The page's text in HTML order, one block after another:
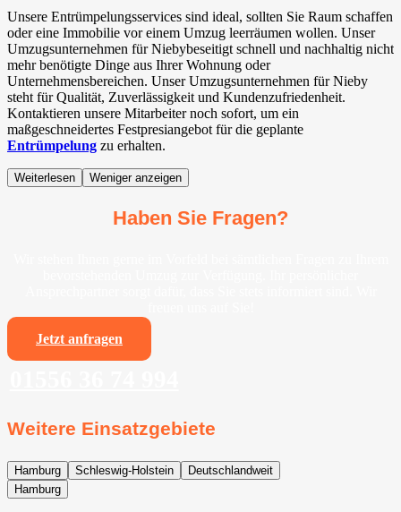
Unsere Entrümpelungsservices sind ideal, sollten Sie Raum schaffen
oder eine Immobilie vor einem Umzug leerräumen wollen. Unser
Umzugsunternehmen für Niebybeseitigt schnell und nachhaltig nicht
mehr benötigte Dinge aus Ihrer Wohnung oder
Unternehmensbereichen. Unser Umzugsunternehmen für Nieby
steht für Qualität, Zuverlässigkeit und Kundenzufriedenheit.
Kontaktieren unsere Mitarbeiter noch sofort, um ein
maßgeschneidertes Festpresiangebot für die geplante
Entrümpelung zu erhalten.
Weiterlesen Weniger anzeigen
Haben Sie Fragen?
Jetzt anfragen
Weitere Einsatzgebiete
Hamburg Schleswig-Holstein
Deutschlandweit
Hamburg